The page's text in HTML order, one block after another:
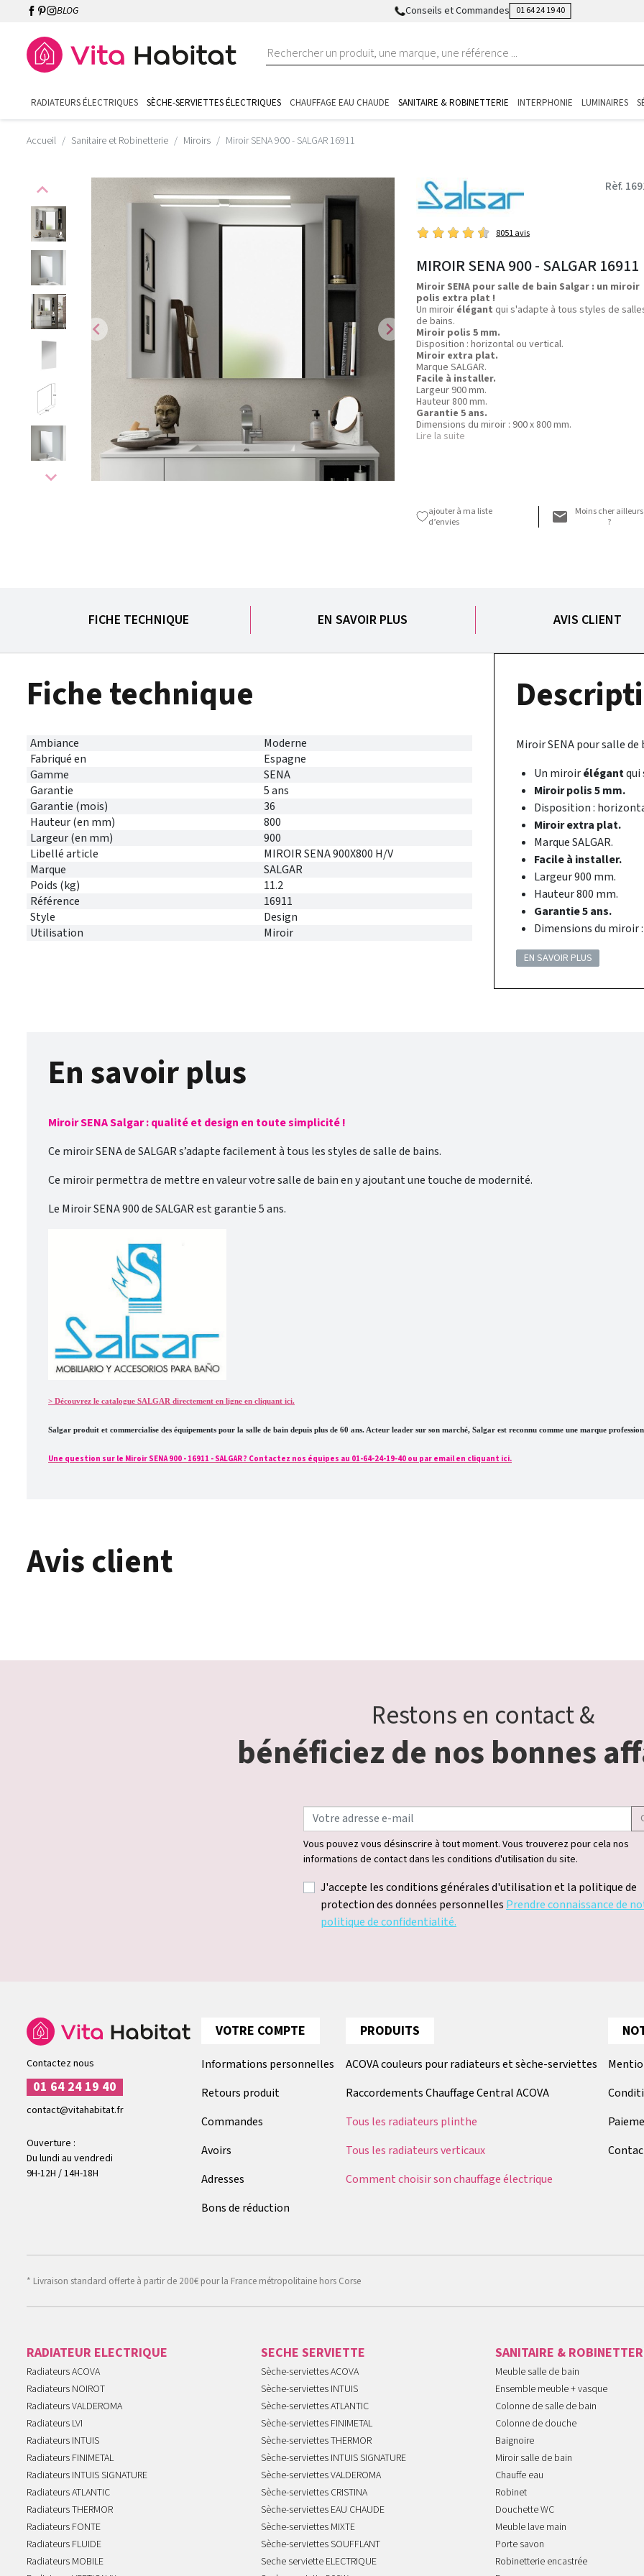
BLOG Conseils et Commandes 01 64 24 19 40
RADIATEURS ÉLECTRIQUES SÈCHE-SERVIETTES ÉLECTRIQUES CHAUFFAGE EAU CHAUDE SANITAIRE & ROBINETTERIE INTERPHONIE LUMINAIRES
Accueil Sanitaire et Robinetterie Miroirs Miroir SENA 900 - SALGAR 16911
expand_less
expand_more
chevron_left chevron_right
Rèf.
8051 avis
MIROIR SENA 900 - SALGAR 16911
Miroir SENA pour salle de bain Salgar : un miroir
polis extra plat !
Un miroir élégant qui s'adapte à tous styles de
de bains.
Miroir polis 5 mm.
Disposition : horizontal ou vertical.
Miroir extra plat.
Marque SALGAR.
Facile à installer.
Largeur 900 mm.
Hauteur 800 mm.
Garantie 5 ans.
Dimensions du miroir : 900 x 800 mm.
Lire la suite
ajouter à ma liste
d’envies
Moins cher ailleurs
?
FICHE TECHNIQUE EN SAVOIR PLUS AVIS CLIENT
Fiche technique
Ambiance
Moderne
Fabriqué en
Espagne
Gamme
SENA
Garantie
5 ans
Garantie (mois)
36
Hauteur (en mm)
800
Largeur (en mm)
900
Libellé article
MIROIR SENA 900X800 H/V
Marque
SALGAR
Poids (kg)
11.2
Référence
16911
Style
Design
Utilisation
Miroir
Miroir SENA pour salle
Un miroirélégantqui
Miroir polis 5 mm.
Disposition :
Miroir extra plat.
Marque SALGAR.
Facile à installer.
Largeur 900 mm.
Hauteur 800 mm.
Garantie 5 ans.
Dimensions du miroir
EN SAVOIR PLUS
En savoir plus
Miroir SENA Salgar : qualité et design en toute simplicité !
Ce miroir SENA de SALGAR s’adapte facilement à tous les styles de salle de bains.
Ce miroir permettra de mettre en valeur votre salle de bain en y ajoutant une touche de modernité.
Le Miroir SENA 900 de SALGAR est garantie 5 ans.
> Découvrez le catalogue SALGAR directement en ligne en cliquant ici.
Salgar produit et commercialise des équipements pour la salle de bain depuis plus de 60 ans. Acteur leader sur son marché, Salgar est reconnu comme une marque
Une question sur le Miroir SENA 900 - 16911 - SALGAR ? Contactez nos équipes au 01-64-24-19-40 ou par email en cliquant ici.
Avis client
Restons en contact &
bénéficiez de nos bonnes
Vous pouvez vous désinscrire à tout moment. Vous trouverez pour cela nos
informations de contact dans les conditions d'utilisation du site.
J'accepte les conditions générales d'utilisation et la politique de
protection des données personnelles Prendre connaissance de
politique de confidentialité.
Contactez nous
01 64 24 19 40
contact@vitahabitat.fr
Ouverture :
Du lundi au vendredi
9H-12H / 14H-18H
VOTRE COMPTE
Informations personnelles
Retours produit
Commandes
Avoirs
Adresses
Bons de réduction
PRODUITS
ACOVA couleurs pour radiateurs et sèche-serviettes
Raccordements Chauffage Central ACOVA
Tous les radiateurs plinthe
Tous les radiateurs verticaux
Comment choisir son chauffage électrique
* Livraison standard offerte à partir de 200€ pour la France métropolitaine hors Corse
RADIATEUR ELECTRIQUE
Radiateurs ACOVA
Radiateurs NOIROT
Radiateurs VALDEROMA
Radiateurs LVI
Radiateurs INTUIS
Radiateurs FINIMETAL
Radiateurs INTUIS SIGNATURE
Radiateurs ATLANTIC
Radiateurs THERMOR
Radiateurs FONTE
Radiateurs FLUIDE
Radiateurs MOBILE
SECHE SERVIETTE
Sèche-serviettes ACOVA
Sèche-serviettes INTUIS
Sèche-serviettes ATLANTIC
Sèche-serviettes FINIMETAL
Sèche-serviettes THERMOR
Sèche-serviettes INTUIS SIGNATURE
Sèche-serviettes VALDEROMA
Sèche-serviettes CRISTINA
Sèche-serviettes EAU CHAUDE
Sèche-serviettes MIXTE
Sèche-serviettes SOUFFLANT
Seche serviette ELECTRIQUE
SANITAIRE &
Meuble salle de bain
Ensemble meuble + vasque
Colonne de salle de bain
Colonne de douche
Baignoire
Miroir salle de bain
Chauffe eau
Robinet
Douchette WC
Meuble lave main
Porte savon
Robinetterie encastrée